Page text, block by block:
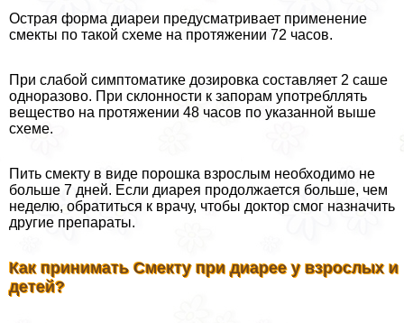
Острая форма диареи предусматривает применение
смекты по такой схеме на протяжении 72 часов.
При слабой симптоматике дозировка составляет 2 саше
одноразово. При склонности к запорам употрeбллять
вещество на протяжении 48 часов по указанной выше
схеме.
Пить смекту в виде порошка взрослым необходимо не
больше 7 дней. Если диарея продолжается больше, чем
неделю, обратиться к врачу, чтобы доктор смог назначить
другие препараты.
Как принимать Смекту при диарее у взрослых и
детей?